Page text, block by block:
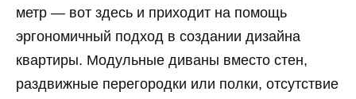
метр — вот здесь и приходит на помощь
эргономичный подход в создании дизайна
квартиры. Модульные диваны вместо стен,
раздвижные перегородки или полки, отсутствие